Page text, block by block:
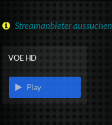
Streamanbieter aussuchen
VOE HD
Play